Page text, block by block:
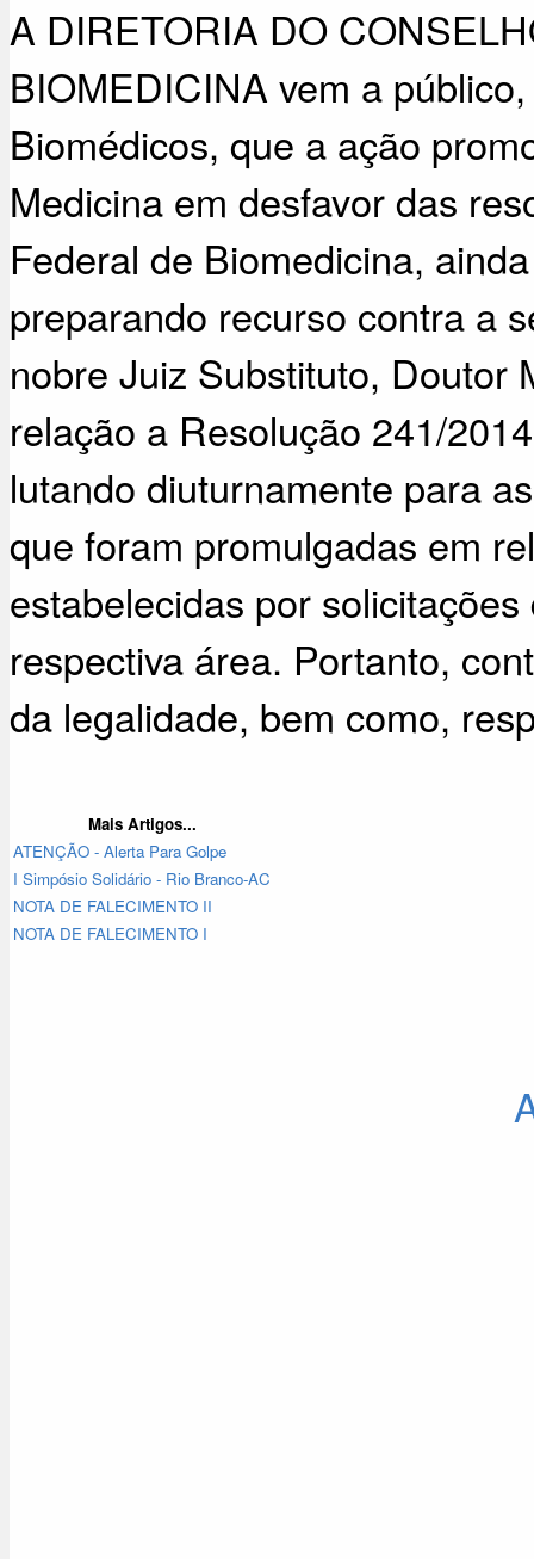
A DIRETORIA DO
BIOMEDICINA vem a
Biomédicos, que a ação
Medicina em desfavor das
Federal de Biomedicina,
preparando recurso contra a
nobre Juiz Substituto, Doutor
relação a Resolução 241/
lutando diuturnamente para
que foram promulgadas em
estabelecidas por
respectiva área. Portanto,
da legalidade, bem como,
Mais Artigos...
ATENÇÃO - Alerta Para Golpe
I Simpósio Solidário - Rio Branco-AC
NOTA DE FALECIMENTO II
NOTA DE FALECIMENTO I